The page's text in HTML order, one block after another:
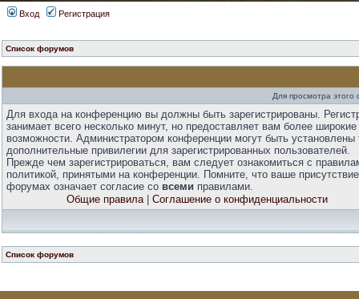
Вход Регистрация
Список форумов
Для просмотра
Для входа на конференцию вы должны быть зарегистрированы.
занимает всего несколько минут, но предоставляет вам более широкие
возможности. Администратором конференции могут быть установлены
дополнительные привилегии для зарегистрированных пользователей.
Прежде чем зарегистрироваться, вам следует ознакомиться с
политикой, принятыми на конференции. Помните, что ваше
форумах означает согласие со всеми правилами.
Общие правила| Соглашение о конфиденциальности
Список форумов